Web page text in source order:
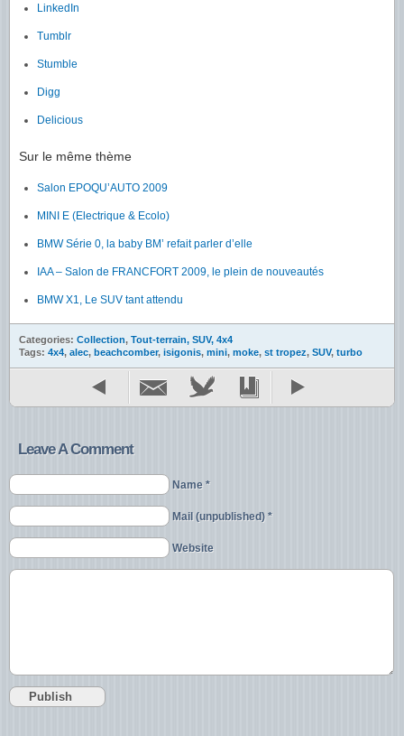
LinkedIn
Tumblr
Stumble
Digg
Delicious
Sur le même thème
Salon EPOQU’AUTO 2009
MINI E (Electrique & Ecolo)
BMW Série 0, la baby BM’ refait parler d’elle
IAA – Salon de FRANCFORT 2009, le plein de nouveautés
BMW X1, Le SUV tant attendu
Categories: Collection, Tout-terrain, SUV, 4x4
Tags: 4x4, alec, beachcomber, isigonis, mini, moke, st tropez, SUV, turbo
Leave A Comment
Name *
Mail (unpublished) *
Website